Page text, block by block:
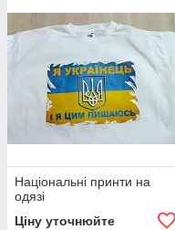
Національні принти на
одязі
Ціну уточнюйте